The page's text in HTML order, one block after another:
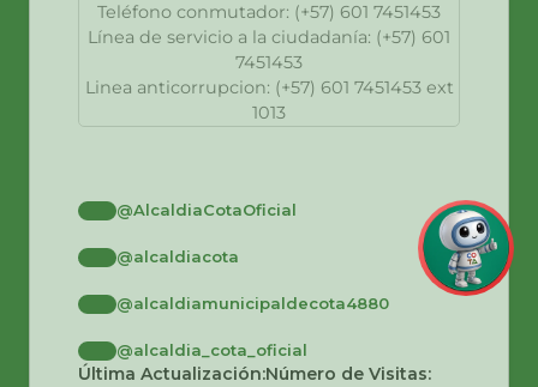
Teléfono conmutador: (+57) 601 7451453
Línea de servicio a la ciudadanía: (+57) 601
7451453
Linea anticorrupcion: (+57) 601 7451453 ext
1013
@AlcaldiaCotaOficial
@alcaldiacota
@alcaldiamunicipaldecota4880
@alcaldia_cota_oficial
Última Actualización:Número de Visitas: